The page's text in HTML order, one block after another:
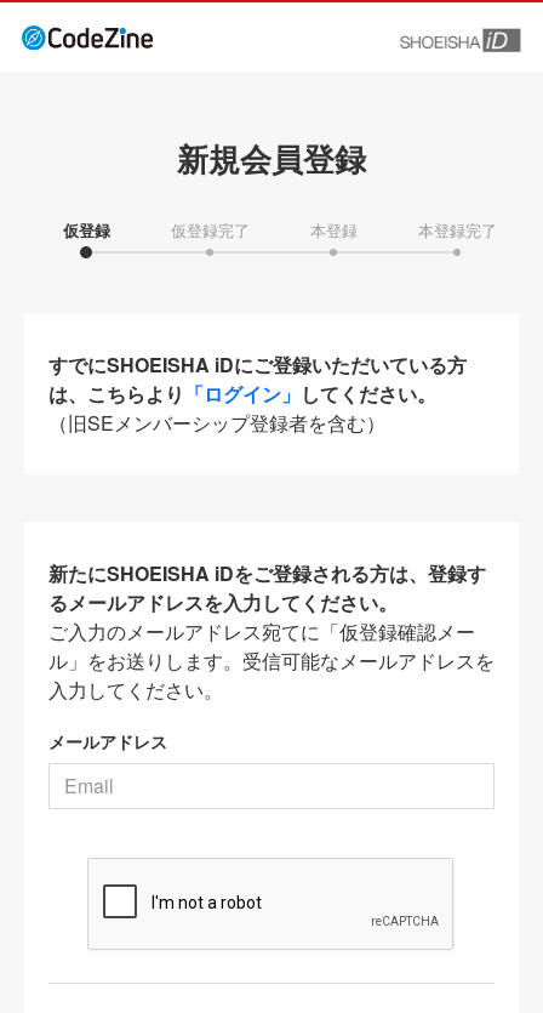
新規会員登録
仮登録 仮登録完了 本登録 本登録完了
すでにSHOEISHA iDにご登録いただいている方
は、こちらより 「ログイン」 してください。
（旧SEメンバーシップ登録者を含む）
新たにSHOEISHA iDをご登録される方は、登録す
るメールアドレスを入力してください。
ご入力のメールアドレス宛てに「仮登録確認メー
ル」をお送りします。受信可能なメールアドレスを
入力してください。
メールアドレス